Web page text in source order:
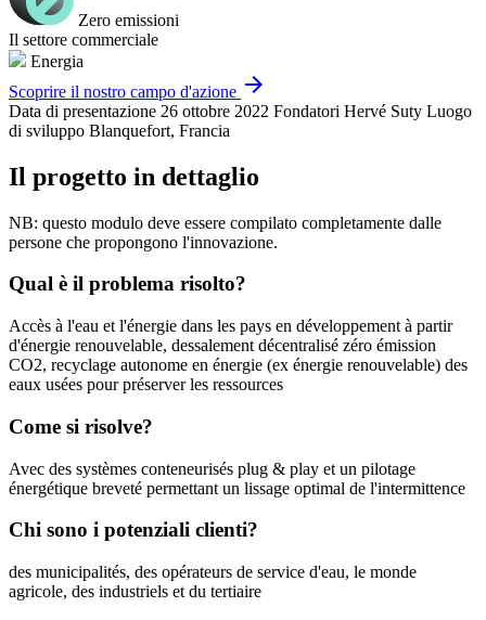
Zero emissioni
Il settore commerciale
Energia
Scoprire il nostro campo d'azione arrow_forward
Data di presentazione 26 ottobre 2022 Fondatori Hervé Suty Luogo
di sviluppo Blanquefort, Francia
Il progetto in dettaglio
NB: questo modulo deve essere compilato completamente dalle
persone che propongono l'innovazione.
Qual è il problema risolto?
Accès à l'eau et l'énergie dans les pays en développement à partir
d'énergie renouvelable, dessalement décentralisé zéro émission
CO2, recyclage autonome en énergie (ex énergie renouvelable) des
eaux usées pour préserver les ressources
Come si risolve?
Avec des systèmes conteneurisés plug & play et un pilotage
énergétique breveté permettant un lissage optimal de l'intermittence
Chi sono i potenziali clienti?
des municipalités, des opérateurs de service d'eau, le monde
agricole, des industriels et du tertiaire